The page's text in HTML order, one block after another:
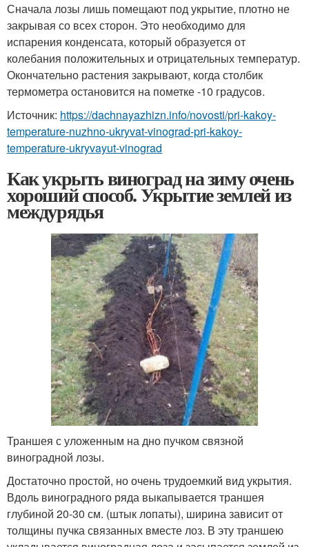
Сначала лозы лишь помещают под укрытие, плотно не
закрывая со всех сторон. Это необходимо для
испарения конденсата, который образуется от
колебания положительных и отрицательных температур.
Окончательно растения закрывают, когда столбик
термометра остановится на пометке -10 градусов.
Источник: https://dachnayazhizn.info/novosti/pri-kakoy-
temperature-nuzhno-ukryvat-vinograd-pri-kakoy-
temperature-ukryvayut-vinograd
Как укрыть виноград на зиму очень
хороший способ. Укрытие землей из
междурядья
Траншея с уложенным на дно пучком связной
виноградной лозы.
Достаточно простой, но очень трудоемкий вид укрытия.
Вдоль виноградного ряда выкапывается траншея
глубиной 20-30 см. (штык лопаты), ширина зависит от
толщины пучка связанных вместе лоз. В эту траншею